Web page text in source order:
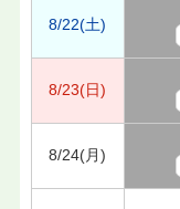
8/22(土)
8/23(日)
8/24(月)